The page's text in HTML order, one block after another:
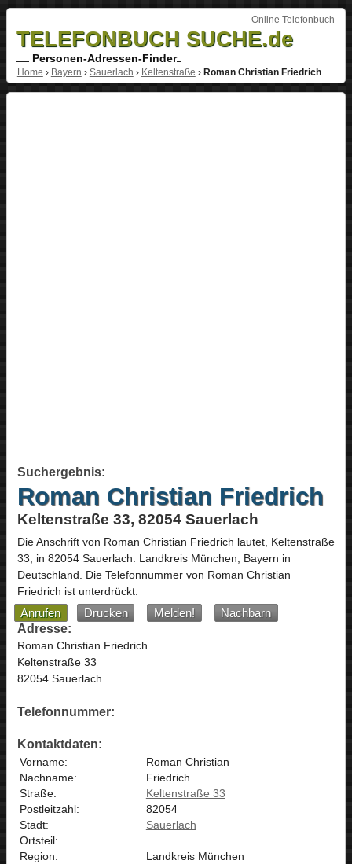
Online Telefonbuch
TELEFONBUCH SUCHE.de
Personen-Adressen-Finder
Home › Bayern › Sauerlach › Keltenstraße › Roman Christian Friedrich
Suchergebnis:
Roman Christian Friedrich
Keltenstraße 33, 82054 Sauerlach
Die Anschrift von Roman Christian Friedrich lautet, Keltenstraße
33, in 82054 Sauerlach. Landkreis München, Bayern in
Deutschland. Die Telefonnummer von Roman Christian
Friedrich ist unterdrückt.
Anrufen Drucken Melden!
Nachbarn
Adresse:
Roman Christian Friedrich
Keltenstraße 33
82054 Sauerlach
Telefonnummer:
Kontaktdaten:
Vorname:
Roman Christian
Nachname:
Friedrich
Straße:
Keltenstraße 33
Postleitzahl:
82054
Stadt:
Sauerlach
Ortsteil:
Region:
Landkreis München